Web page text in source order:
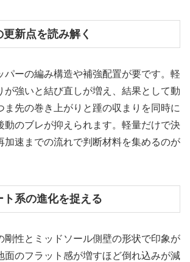
新点を読み解く
パーの編み構造や補強配置が要です。軽
が強いと結び直しが増え、結果として動
ま先の巻き上がりと踵の収まりを同時に
動のブレが抑えられます。軽量だけで決
加速までの流れで判断材料を集めるのが
系の進化を捉える
剛性とミッドソール側壁の形状で印象が
面のフラット感が増すほど倒れ込みが減